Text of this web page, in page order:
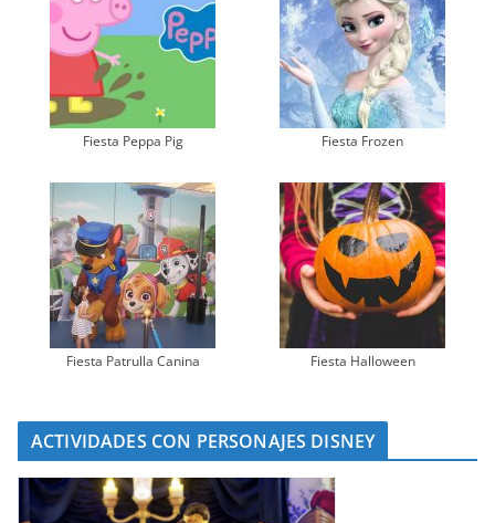
Fiesta Peppa Pig Fiesta Frozen
Fiesta Patrulla Canina Fiesta Halloween
ACTIVIDADES CON PERSONAJES DISNEY